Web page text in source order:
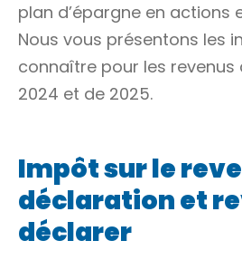
plan d’épargne en actions
Nous vous présentons les
connaître pour les
2024 et de 2025.
Impôt sur le
déclaration et
déclarer